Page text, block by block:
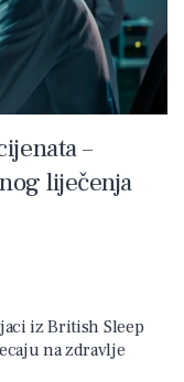
–
liječenja
iz British Sleep
na zdravlje